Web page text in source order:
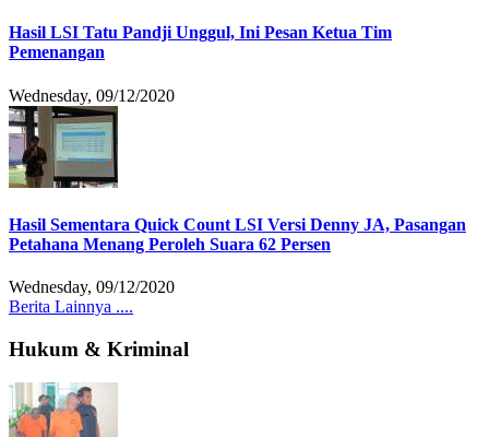
Hasil LSI Tatu Pandji Unggul, Ini Pesan Ketua Tim
Pemenangan
Wednesday, 09/12/2020
Hasil Sementara Quick Count LSI Versi Denny JA, Pasangan
Petahana Menang Peroleh Suara 62 Persen
Wednesday, 09/12/2020
Berita Lainnya ....
Hukum & Kriminal